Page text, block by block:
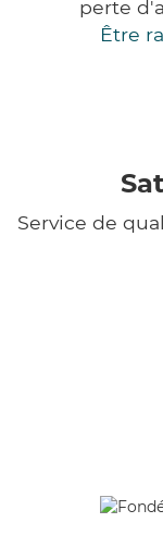
perte
Être
Service de